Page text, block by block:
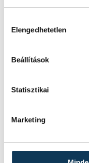
Elengedhetetlen
Beállítások
Statisztikai
Marketing